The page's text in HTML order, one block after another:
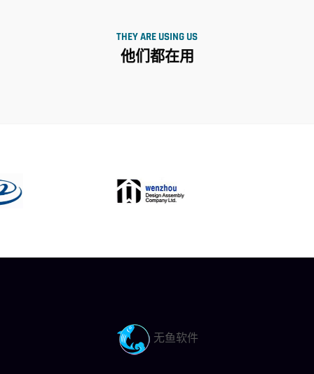
THEY ARE USING US
他们都在用
无鱼软件